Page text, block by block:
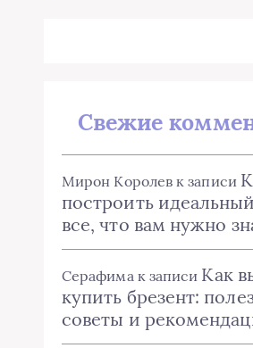
Свежие
Мирон Королев к записи
построить
все, что вам нужно
Серафима к записи Как
купить брезент:
советы и